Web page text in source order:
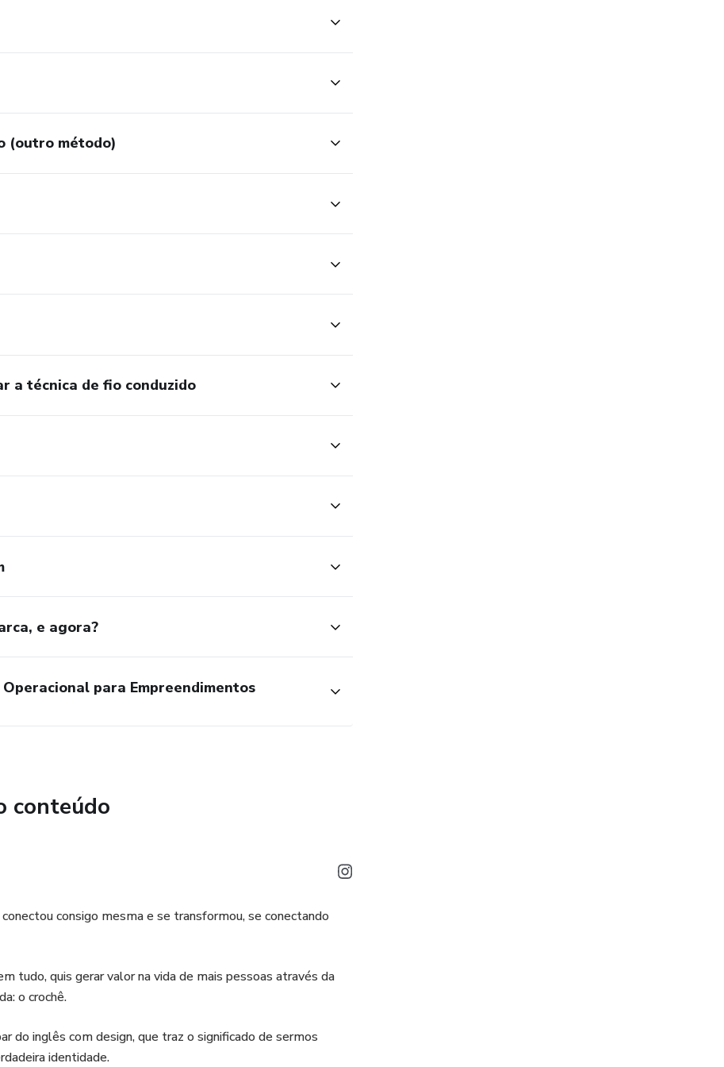
calcular
(outro método)
a técnica de fio conduzido
e agora?
Operacional para Empreendimentos
conteúdo
consigo mesma e se transformou, se conectando
tudo, quis gerar valor na vida de mais pessoas através da
o crochê.
do inglês com design, que traz o significado de sermos
identidade.